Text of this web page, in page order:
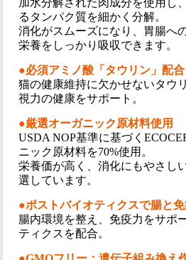
加水分解された肉成分を使用し
るタンパク質を細かく分解。
消化がスムーズになり、胃腸へ
栄養をしっかり吸収できます。
●必須アミノ酸「タウリン」配合
猫の健康維持に欠かせないタウ
視力の健康をサポート。
●厳選オーガニック原材料使用
USDA NOP基準に基づく
ニック原材料を70%使用。
栄養価が高く、消化にもやさし
選しています。
●ポストバイオティクスで腸と
腸内環境を整え、免疫力をサポ
ティクスを配合。